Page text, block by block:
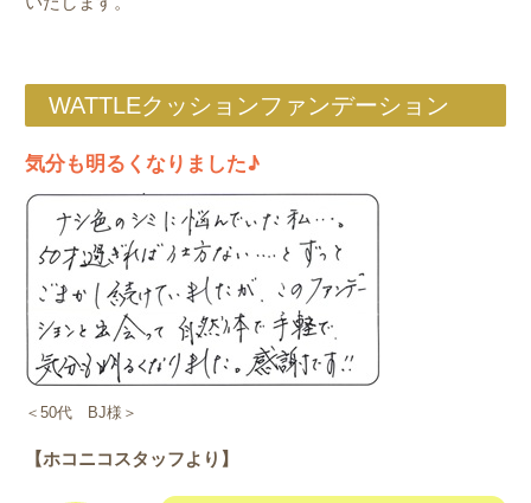
WATTLEクッションファンデーション
気分も明るくなりました♪
＜50代 BJ様＞
【ホコニコスタッフより】